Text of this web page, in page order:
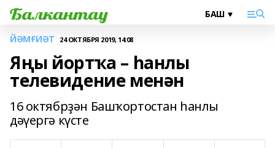
ЙӘМҒИӘТ 24 ОКТЯБРЯ 2019, 14:08
Яңы йортҡа – һанлы
телевидение менән
16 октябрҙән Башҡортостан һанлы
дәүергә күсте